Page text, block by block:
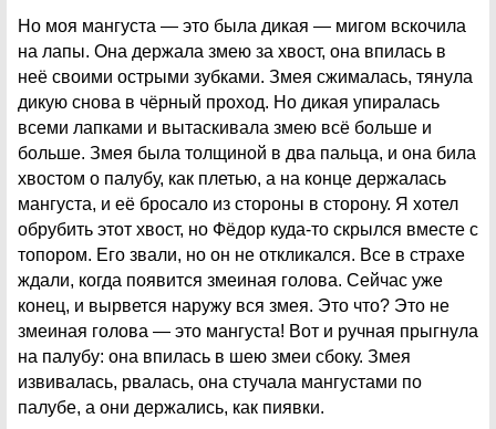
Но моя мангуста — это была дикая — мигом вскочила
на лапы. Она держала змею за хвост, она впилась в
неё своими острыми зубками. Змея сжималась, тянула
дикую снова в чёрный проход. Но дикая упиралась
всеми лапками и вытаскивала змею всё больше и
больше. Змея была толщиной в два пальца, и она била
хвостом о палубу, как плетью, а на конце держалась
мангуста, и её бросало из стороны в сторону. Я хотел
обрубить этот хвост, но Фёдор куда-то скрылся вместе с
топором. Его звали, но он не откликался. Все в страхе
ждали, когда появится змеиная голова. Сейчас уже
конец, и вырвется наружу вся змея. Это что? Это не
змеиная голова — это мангуста! Вот и ручная прыгнула
на палубу: она впилась в шею змеи сбоку. Змея
извивалась, рвалась, она стучала мангустами по
палубе, а они держались, как пиявки.